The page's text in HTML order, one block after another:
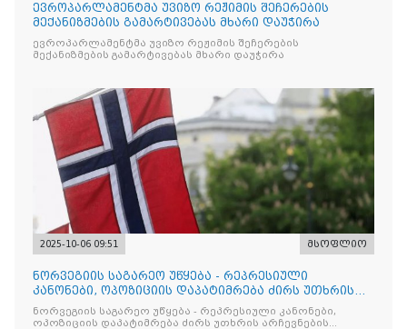
ევროპარლამენტმა უვიზო რეჟიმის შეჩერების
მექანიზმების გამარტივებას მხარი დაუჭირა
ევროპარლამენტმა უვიზო რეჟიმის შეჩერების
მექანიზმების გამარტივებას მხარი დაუჭირა
2025-10-06 09:51 მსოფლიო
ნორვეგიის საგარეო უწყება - რეპრესიული
კანონები, ოპოზიციის დაპატიმრება ძირს უთხრის
არჩევნების ნდობას
ნორვეგიის საგარეო უწყება - რეპრესიული კანონები,
ოპოზიციის დაპატიმრება ძირს უთხრის არჩევნების